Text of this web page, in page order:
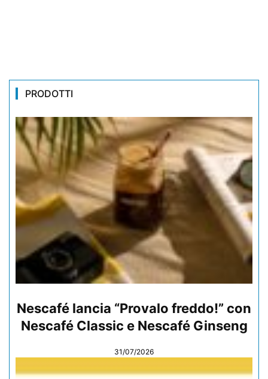
PRODOTTI
Nescafé lancia “Provalo freddo!” con
Nescafé Classic e Nescafé Ginseng
31/07/2026